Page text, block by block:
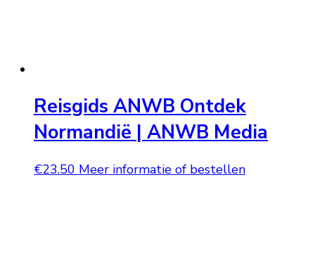
Reisgids ANWB Ontdek
Normandië | ANWB Media
€23.50 Meer informatie of bestellen